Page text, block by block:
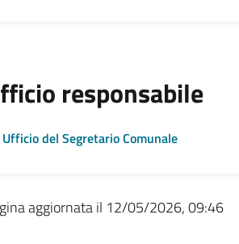
responsabile
Ufficio del Segretario Comunale
aggiornata il 12/05/2026, 09:46